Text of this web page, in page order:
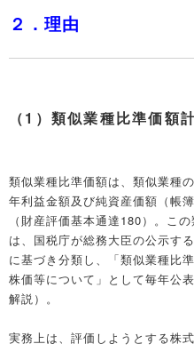
２．理由
（1）類似業種比準価額
類似業種比準価額は、類似業種
年利益金額及び純資産価額（帳
（財産評価基本通達180）。こ
は、国税庁が総務大臣の公示す
に基づき分類し、「類似業種比
株価等について」として毎年公
解説）。
実務上は、評価しようとする株